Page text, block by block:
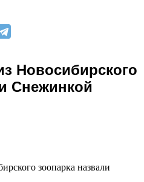
Новосибирского
Снежинкой
зоопарка назвали